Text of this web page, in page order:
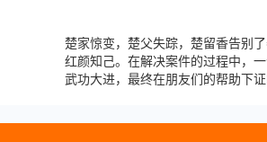
楚家惊变，楚父失踪，楚留香告别
红颜知己。在解决案件的过程中，
武功大进，最终在朋友们的帮助下